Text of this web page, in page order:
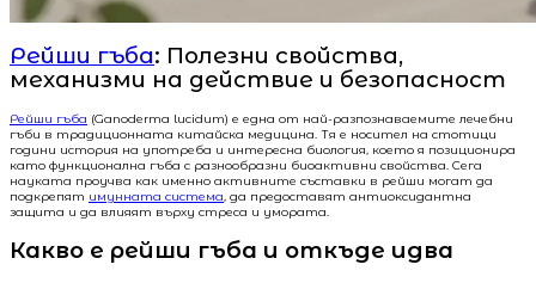
Рейши гъба: Полезни свойства,
механизми на действие и безопасност
Рейши гъба (Ganoderma lucidum) е една от най-разпознаваемите лечебни
гъби в традиционната китайска медицина. Тя е носител на стотици
години история на употреба и интересна биология, което я позиционира
като функционална гъба с разнообразни биоактивни свойства. Сега
науката проучва как именно активните съставки в рейши могат да
подкрепят имунната система, да предоставят антиоксидантна
защита и да влияят върху стреса и умората.
Какво е рейши гъба и откъде идва